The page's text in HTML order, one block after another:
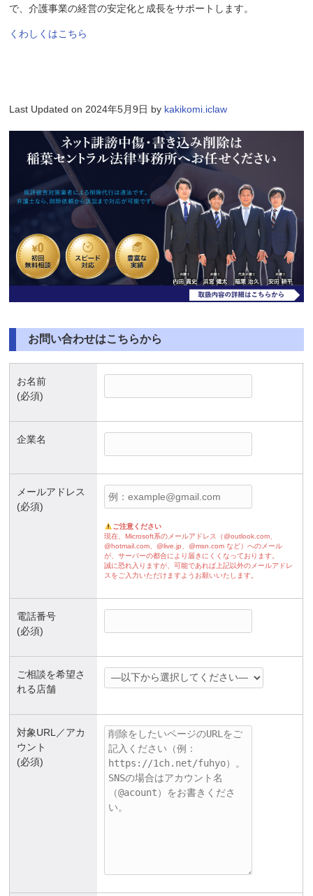
で、介護事業の経営の安定化と成長をサポートします。
くわしくはこちら
Last Updated on 2024年5月9日 by kakikomi.iclaw
お問い合わせはこちらから
お名前
(必須)
企業名
メールアドレス
(必須)
ご注意ください
現在、Microsoft系のメールアドレス（@outlook.com、
@hotmail.com、@live.jp、@msn.com など）へのメール
が、サーバーの都合により届きにくくなっております。
誠に恐れ入りますが、可能であれば上記以外のメールアドレ
スをご入力いただけますようお願いいたします。
電話番号
(必須)
ご相談を希望さ
れる店舗
対象URL／アカ
ウント
(必須)